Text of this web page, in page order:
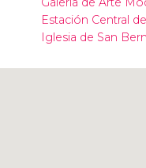
Estación Central
Iglesia de San